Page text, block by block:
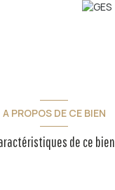
A PROPOS DE CE BIEN
de ce bien